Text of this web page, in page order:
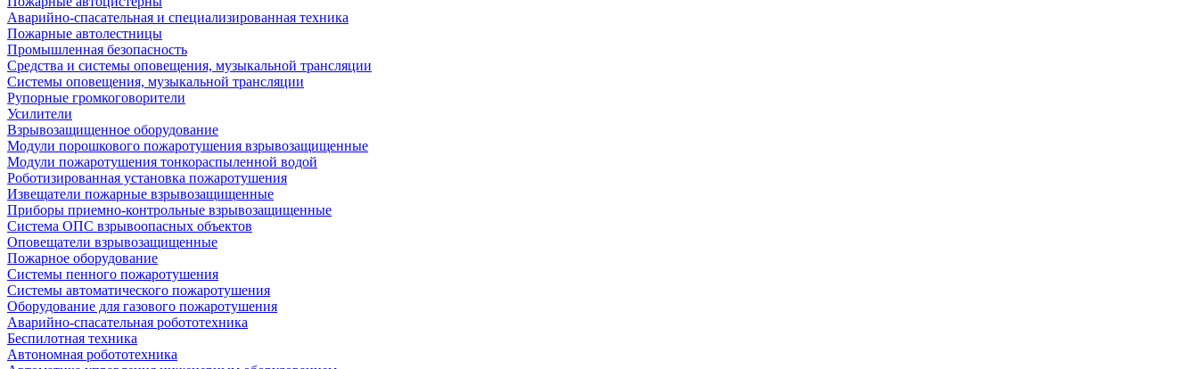
Аварийно-спасательная и специализированная техника
Пожарные автолестницы
Промышленная безопасность
Средства и системы оповещения, музыкальной трансляции
Системы оповещения, музыкальной трансляции
Рупорные громкоговорители
Усилители
Взрывозащищенное оборудование
Модули порошкового пожаротушения взрывозащищенные
Модули пожаротушения тонкораспыленной водой
Роботизированная установка пожаротушения
Извещатели пожарные взрывозащищенные
Приборы приемно-контрольные взрывозащищенные
Система ОПС взрывоопасных объектов
Оповещатели взрывозащищенные
Пожарное оборудование
Системы пенного пожаротушения
Системы автоматического пожаротушения
Оборудование для газового пожаротушения
Аварийно-спасательная робототехника
Беспилотная техника
Автономная робототехника